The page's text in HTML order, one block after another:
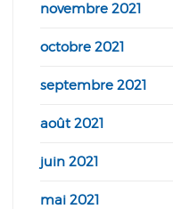
novembre 2021
octobre 2021
septembre 2021
août 2021
juin 2021
mai 2021